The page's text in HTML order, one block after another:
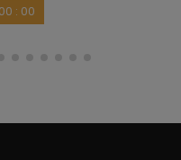
00 : 00